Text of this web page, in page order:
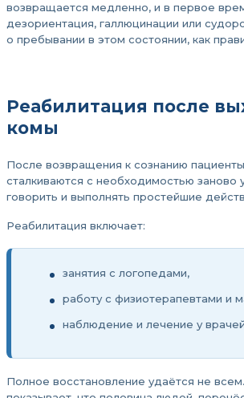
возвращается медленно, и в первое
дезориентация, галлюцинации или
о пребывании в этом состоянии, как
Реабилитация после
комы
После возвращения к сознанию
сталкиваются с необходимостью заново
говорить и выполнять простейшие
Реабилитация включает:
занятия с логопедами,
работу с физиотерапевтами и
наблюдение и лечение у
Полное восстановление удаётся не всем.